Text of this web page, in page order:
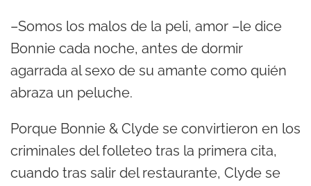
–Somos los malos de la peli, amor –le dice
Bonnie cada noche, antes de dormir
agarrada al sexo de su amante como quién
abraza un peluche.
Porque Bonnie & Clyde se convirtieron en los
criminales del folleteo tras la primera cita,
cuando tras salir del restaurante, Clyde se